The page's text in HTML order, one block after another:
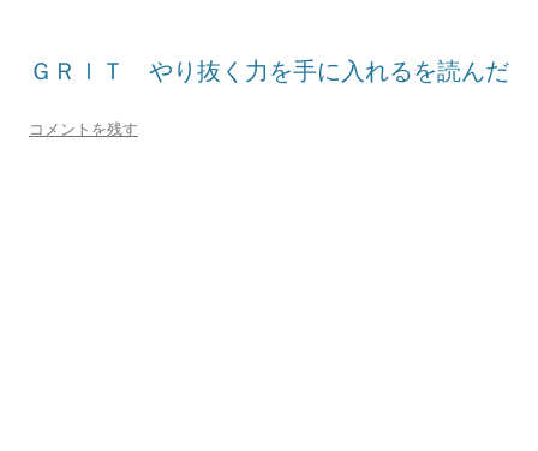
ＧＲＩＴ やり抜く力を手に入れるを読んだ
コメントを残す